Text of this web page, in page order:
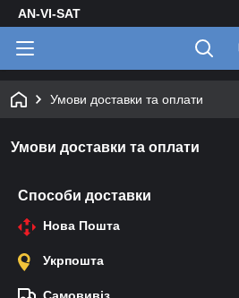
AN-VI-SAT
Умови доставки та оплати
Умови доставки та оплати
Способи доставки
Нова Пошта
Укрпошта